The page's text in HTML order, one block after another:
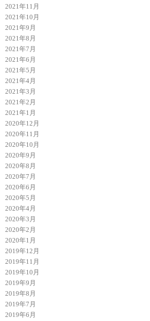
2021年11月
2021年10月
2021年9月
2021年8月
2021年7月
2021年6月
2021年5月
2021年4月
2021年3月
2021年2月
2021年1月
2020年12月
2020年11月
2020年10月
2020年9月
2020年8月
2020年7月
2020年6月
2020年5月
2020年4月
2020年3月
2020年2月
2020年1月
2019年12月
2019年11月
2019年10月
2019年9月
2019年8月
2019年7月
2019年6月